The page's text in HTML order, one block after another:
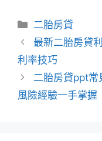
分
類
二胎房貸
最新二胎房貸
利率技巧
二胎房貸ppt常
風險經驗一手掌握